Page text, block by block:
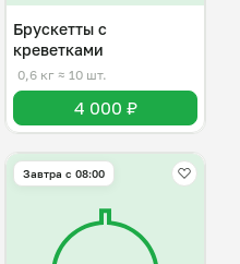
Брускетты с
креветками
0,6 кг ≈ 10 шт.
4 000 ₽
Завтра c 08:00